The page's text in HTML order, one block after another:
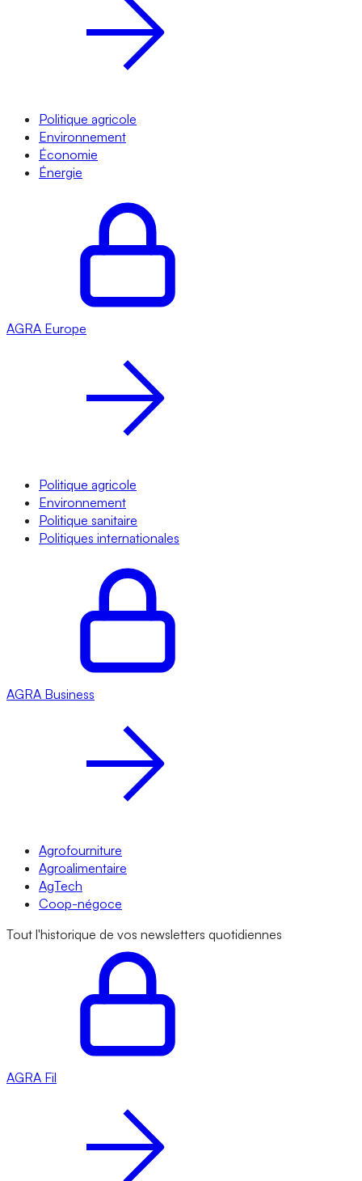
Politique agricole
Environnement
Économie
Énergie
AGRA Europe
Politique agricole
Environnement
Politique sanitaire
Politiques internationales
AGRA Business
Agrofourniture
Agroalimentaire
AgTech
Coop-négoce
Tout l'historique de vos newsletters quotidiennes
AGRA Fil